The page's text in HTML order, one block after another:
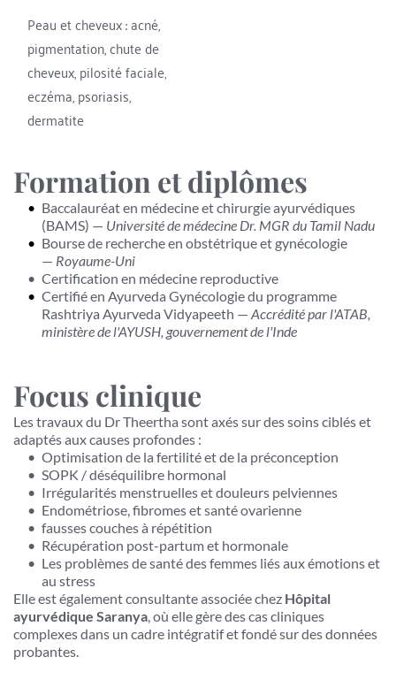
Peau et cheveux : acné,
pigmentation, chute de
cheveux, pilosité faciale,
eczéma, psoriasis,
dermatite
Formation et diplômes
Baccalauréat en médecine et chirurgie ayurvédiques
(BAMS) — Université de médecine Dr. MGR du Tamil Nadu
Bourse de recherche en obstétrique et gynécologie
— Royaume-Uni
Certification en médecine reproductive
Certifié en Ayurveda Gynécologie du programme
Rashtriya Ayurveda Vidyapeeth — Accrédité par l'ATAB,
ministère de l'AYUSH, gouvernement de l'Inde
Focus clinique
Les travaux du Dr Theertha sont axés sur des soins ciblés et
adaptés aux causes profondes :
Optimisation de la fertilité et de la préconception
SOPK / déséquilibre hormonal
Irrégularités menstruelles et douleurs pelviennes
Endométriose, fibromes et santé ovarienne
fausses couches à répétition
Récupération post-partum et hormonale
Les problèmes de santé des femmes liés aux émotions et
au stress
Elle est également consultante associée chez Hôpital
ayurvédique Saranya, où elle gère des cas cliniques
complexes dans un cadre intégratif et fondé sur des données
probantes.